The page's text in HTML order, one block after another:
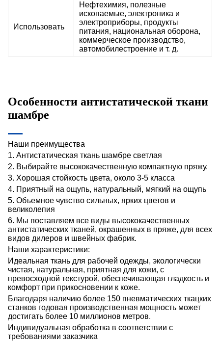
Использовать
Нефтехимия, полезные
ископаемые, электроника и
электроприборы, продукты
питания, национальная оборона,
коммерческое производство,
автомобилестроение и т. д.
Особенности антистатической ткани
шамбре
Наши преимущества
1. Антистатическая ткань шамбре светлая
2. Выбирайте высококачественную компактную пряжу.
3. Хорошая стойкость цвета, около 3-5 класса
4. Приятный на ощупь, натуральный, мягкий на ощупь
5. Объемное чувство сильных, ярких цветов и
великолепия
6. Мы поставляем все виды высококачественных
антистатических тканей, окрашенных в пряже, для всех
видов дилеров и швейных фабрик.
Наши характеристики:
Идеальная ткань для рабочей одежды, экологически
чистая, натуральная, приятная для кожи, с
превосходной текстурой, обеспечивающая гладкость и
комфорт при прикосновении к коже.
Благодаря наличию более 150 пневматических ткацких
станков годовая производственная мощность может
достигать более 10 миллионов метров.
Индивидуальная обработка в соответствии с
требованиями заказчика